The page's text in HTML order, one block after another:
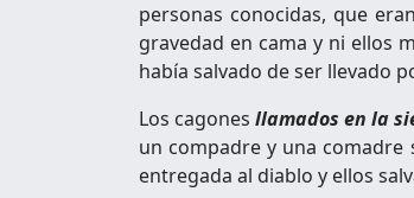
personas conocidas, que
gravedad en cama y ni ellos
había salvado de ser llevado
Los cagones llamados en la
un com­padre y una comadre
entregada al diablo y ellos